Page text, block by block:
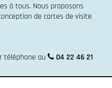
à tous. Nous proposons
de cartes de visite
téléphone au
04 22 46 21